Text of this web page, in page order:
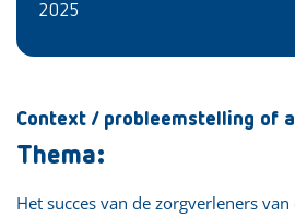
2025
Context / probleemstelling of
Thema:
Het succes van de zorgverleners